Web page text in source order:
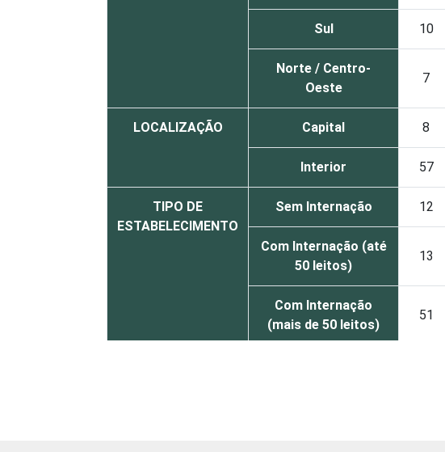
Sul 10
Norte / Centro-
Oeste
7
LOCALIZAÇÃO Capital 8
Interior 57
TIPO DE
ESTABELECIMENTO
Sem Internação 12
Com Internação (até
50 leitos)
13
Com Internação
(mais de 50 leitos)
51